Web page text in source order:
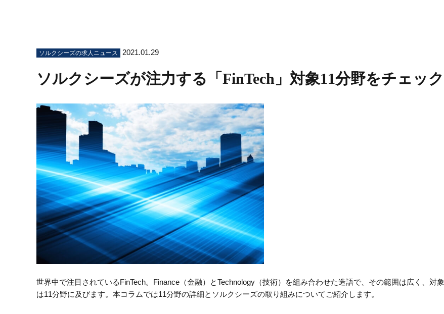
ソルクシーズの求人ニュース 2021.01.29
ソルクシーズが注力する「FinTech」対象11分野をチェック
世界中で注目されているFinTech。Finance（金融）とTechnology（技術）を組み合わせた造語で、その範囲は広く、対象
は11分野に及びます。本コラムでは11分野の詳細とソルクシーズの取り組みについてご紹介します。